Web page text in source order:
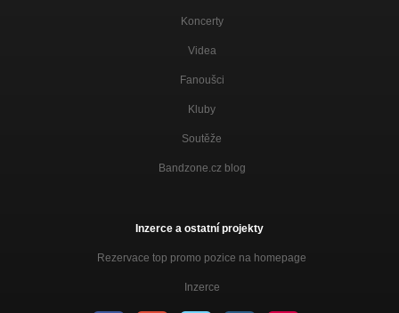
Koncerty
Videa
Fanoušci
Kluby
Soutěže
Bandzone.cz blog
Inzerce a ostatní projekty
Rezervace top promo pozice na homepage
Inzerce